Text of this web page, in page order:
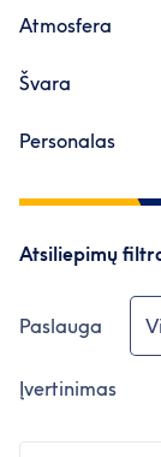
Atmosfera
Švara
Personalas
Atsiliepimų
Paslauga
Įvertinimas